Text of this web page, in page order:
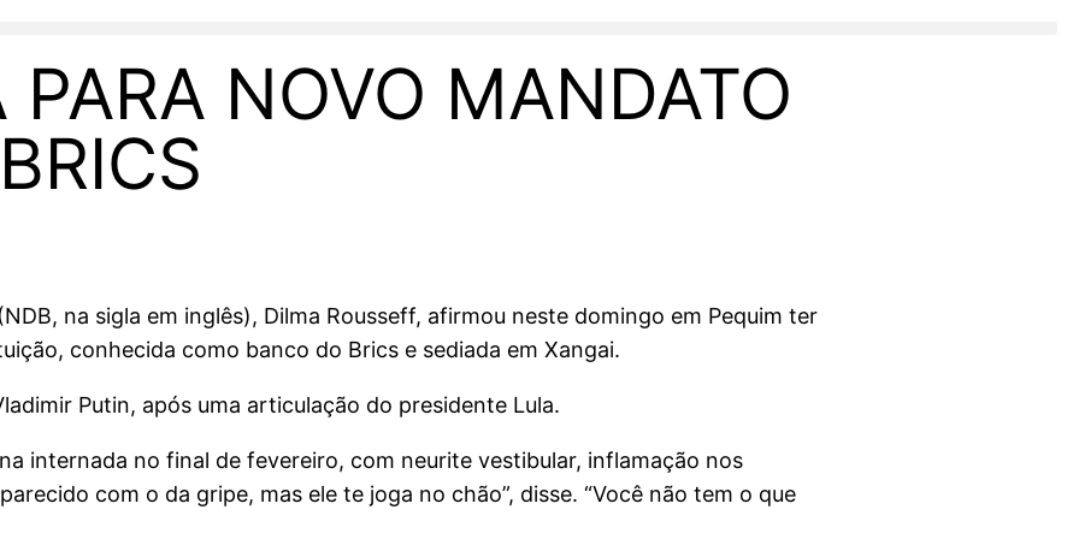
NOVO MANDATO
na sigla em inglês), Dilma Rousseff, afirmou neste domingo em Pequim ter
conhecida como banco do Brics e sediada em Xangai.
Putin, após uma articulação do presidente Lula.
internada no final de fevereiro, com neurite vestibular, inflamação nos
com o da gripe, mas ele te joga no chão”, disse. “Você não tem o que